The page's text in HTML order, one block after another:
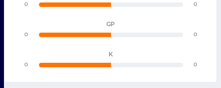
0 0
GP
0 0
K
0 0